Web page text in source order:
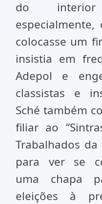
do
colocasse um
insistia em
Adepol e
classistas e
Sché também
filiar ao
Trabalhados da
para ver se
uma chapa
eleições à